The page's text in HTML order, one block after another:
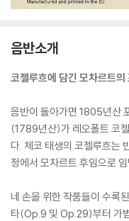
음반소개
코젤루흐에 담긴 모차르트의
음반이 돌아가면 1805년산
(1789년산)가 레오폴트 코
다. 체코 태생의 코젤루흐는
정에서 모차르트 후임으로
네 손을 위한 작품들이 수록
타(Op.9 및 Op.29)부터 가